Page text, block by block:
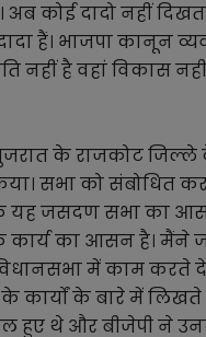
कोई दादो नहीं
हैं। भाजपा कानून
नहीं है वहां विकास
के राजकोट
सभा को संबोधित
यह जसदण सभा का
कार्य का आसन है। मैंने
में काम करते
के कार्यों के बारे में
हुए थे और बीजेपी ने